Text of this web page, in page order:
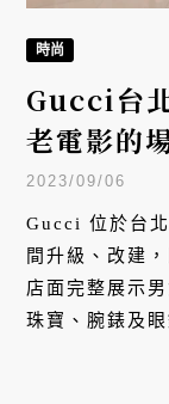
時尚
Gucci台
老電影的
2023/09/06
Gucci 位於台
間升級、改建
店面完整展示
珠寶、腕錶及